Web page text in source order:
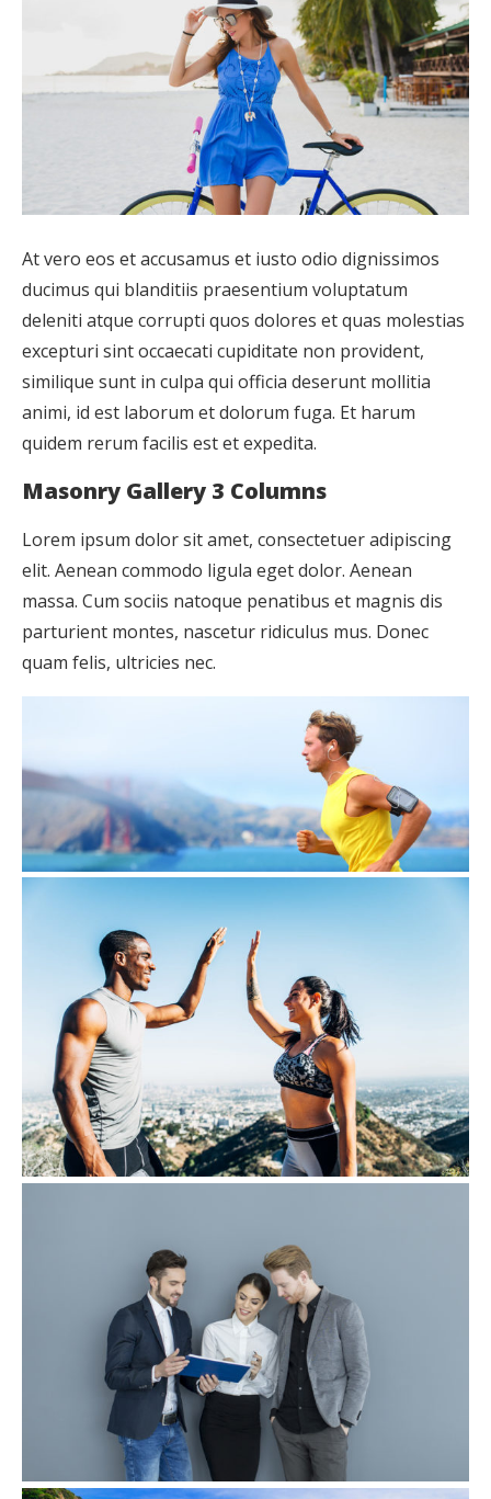
At vero eos et accusamus et iusto odio dignissimos
ducimus qui blanditiis praesentium voluptatum
deleniti atque corrupti quos dolores et quas molestias
excepturi sint occaecati cupiditate non provident,
similique sunt in culpa qui officia deserunt mollitia
animi, id est laborum et dolorum fuga. Et harum
quidem rerum facilis est et expedita.
Masonry Gallery 3 Columns
Lorem ipsum dolor sit amet, consectetuer adipiscing
elit. Aenean commodo ligula eget dolor. Aenean
massa. Cum sociis natoque penatibus et magnis dis
parturient montes, nascetur ridiculus mus. Donec
quam felis, ultricies nec.